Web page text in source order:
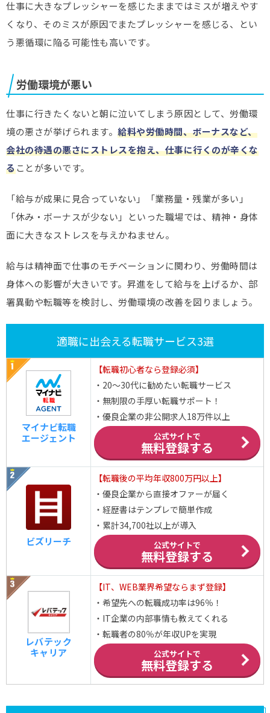
仕事に大きなプレッシャーを感じたままではミスが増えやす
くなり、そのミスが原因でまたプレッシャーを感じる、とい
う悪循環に陥る可能性も高いです。
労働環境が悪い
仕事に行きたくないと朝に泣いてしまう原因として、労働環
境の悪さが挙げられます。 給料や労働時間、ボーナスなど、
会社の待遇の悪さにストレスを抱え、仕事に行くのが辛くな
ることが多いです。
「給与が成果に見合っていない」「業務量・残業が多い」
「休み・ボーナスが少ない」といった職場では、精神・身体
面に大きなストレスを与えかねません。
給与は精神面で仕事のモチベーションに関わり、労働時間は
身体への影響が大きいです。昇進をして給与を上げるか、部
署異動や転職等を検討し、労働環境の改善を図りましょう。
適職に出会える転職サービス3選
マイナビ転職
エージェント
【転職初心者なら登録必須】
・20～30代に勧めたい転職サービス
・無制限の手厚い転職サポート！
・優良企業の非公開求人18万件以上
公式サイトで
無料登録する
ビズリーチ
【転職後の平均年収800万円以上】
・優良企業から直接オファーが届く
・経歴書はテンプレで簡単作成
・累計34,700社以上が導入
公式サイトで
無料登録する
レバテック
キャリア
【IT、WEB業界希望ならまず登録】
・希望先への転職成功率は96％！
・IT企業の内部事情も教えてくれる
・転職者の80％が年収UPを実現
公式サイトで
無料登録する